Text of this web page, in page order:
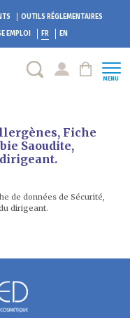
OUTILS RÉGLEMENTAIRES
EMPLOI FR EN
MENU
Fiche
Saoudite,
de données de Sécurité,
dirigeant.